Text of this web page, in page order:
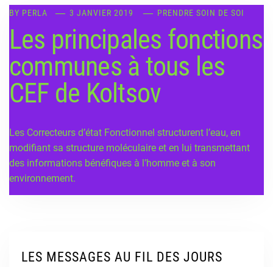
BY PERLA 3 JANVIER 2019 PRENDRE SOIN DE SOI
Les principales fonctions
communes à tous les
CEF de Koltsov
Les Correcteurs d’état Fonctionnel structurent l’eau, en
modifiant sa structure moléculaire et en lui transmettant
des informations bénéfiques à l’homme et à son
environnement.
LES MESSAGES AU FIL DES JOURS